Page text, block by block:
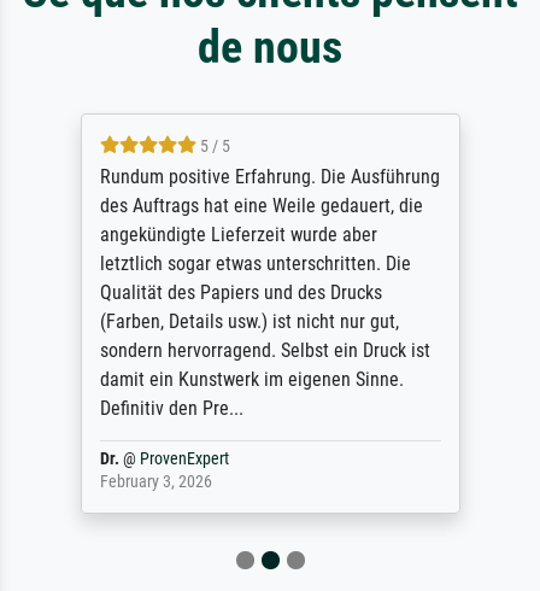
de nous
5 / 5
Rundum positive Erfahrung. Die Ausführung
des Auftrags hat eine Weile gedauert, die
angekündigte Lieferzeit wurde aber
letztlich sogar etwas unterschritten. Die
Qualität des Papiers und des Drucks
(Farben, Details usw.) ist nicht nur gut,
sondern hervorragend. Selbst ein Druck ist
damit ein Kunstwerk im eigenen Sinne.
Definitiv den Pre...
Dr. @ ProvenExpert
February 3, 2026